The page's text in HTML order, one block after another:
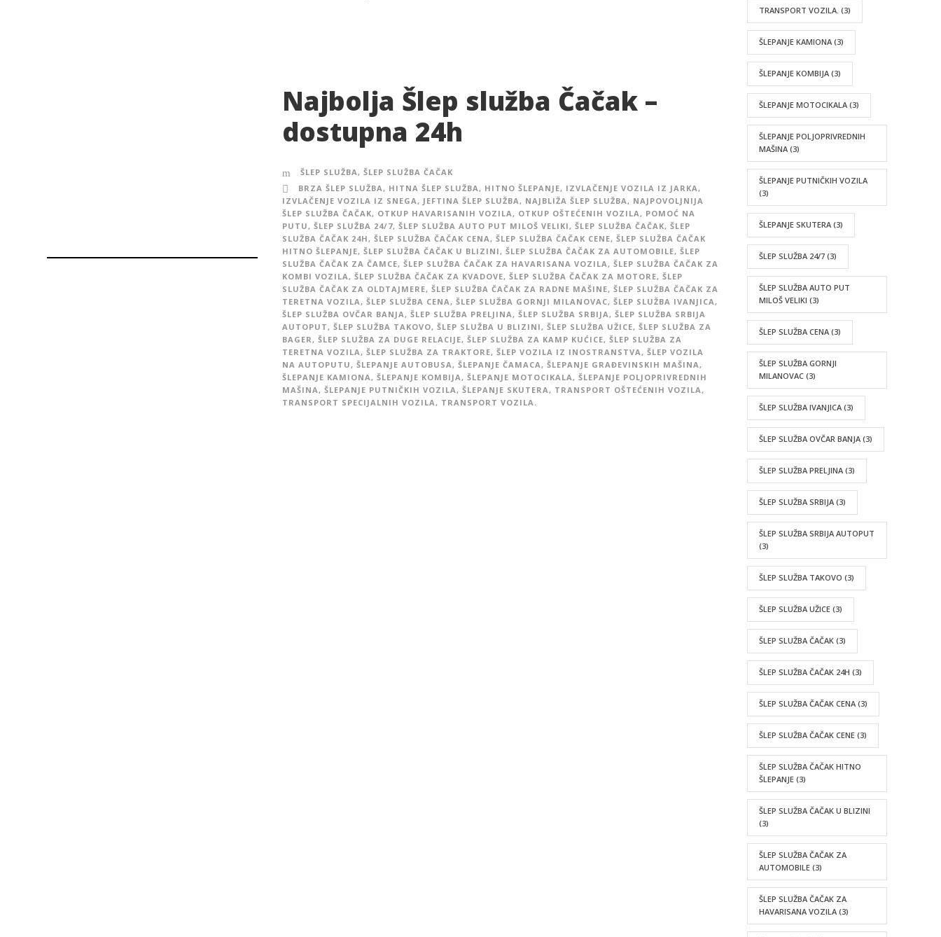
Najbolja Šlep služba Čačak –
dostupna 24h
ŠLEP SLUŽBA, ŠLEP SLUŽBA ČAČAK
BRZA ŠLEP SLUŽBA, HITNA ŠLEP SLUŽBA, HITNO ŠLEPANJE, IZVLAČENJE VOZILA IZ JARKA,
IZVLAČENJE VOZILA IZ SNEGA, JEFTINA ŠLEP SLUŽBA, NAJBLIŽA ŠLEP SLUŽBA, NAJPOVOLJNIJA
ŠLEP SLUŽBA ČAČAK, OTKUP HAVARISANIH VOZILA, OTKUP OŠTEĆENIH VOZILA, POMOĆ NA
PUTU, ŠLEP SLUŽBA 24/7, ŠLEP SLUŽBA AUTO PUT MILOŠ VELIKI, ŠLEP SLUŽBA ČAČAK, ŠLEP
SLUŽBA ČAČAK 24H, ŠLEP SLUŽBA ČAČAK CENA, ŠLEP SLUŽBA ČAČAK CENE, ŠLEP SLUŽBA ČAČAK
HITNO ŠLEPANJE, ŠLEP SLUŽBA ČAČAK U BLIZINI, ŠLEP SLUŽBA ČAČAK ZA AUTOMOBILE, ŠLEP
SLUŽBA ČAČAK ZA ČAMCE, ŠLEP SLUŽBA ČAČAK ZA HAVARISANA VOZILA, ŠLEP SLUŽBA ČAČAK ZA
KOMBI VOZILA, ŠLEP SLUŽBA ČAČAK ZA KVADOVE, ŠLEP SLUŽBA ČAČAK ZA MOTORE, ŠLEP
SLUŽBA ČAČAK ZA OLDTAJMERE, ŠLEP SLUŽBA ČAČAK ZA RADNE MAŠINE, ŠLEP SLUŽBA ČAČAK ZA
TERETNA VOZILA, ŠLEP SLUŽBA CENA, ŠLEP SLUŽBA GORNJI MILANOVAC, ŠLEP SLUŽBA IVANJICA,
ŠLEP SLUŽBA OVČAR BANJA, ŠLEP SLUŽBA PRELJINA, ŠLEP SLUŽBA SRBIJA, ŠLEP SLUŽBA SRBIJA
AUTOPUT, ŠLEP SLUŽBA TAKOVO, ŠLEP SLUŽBA U BLIZINI, ŠLEP SLUŽBA UŽICE, ŠLEP SLUŽBA ZA
BAGER, ŠLEP SLUŽBA ZA DUGE RELACIJE, ŠLEP SLUŽBA ZA KAMP KUĆICE, ŠLEP SLUŽBA ZA
TERETNA VOZILA, ŠLEP SLUŽBA ZA TRAKTORE, ŠLEP VOZILA IZ INOSTRANSTVA, ŠLEP VOZILA
NA AUTOPUTU, ŠLEPANJE AUTOBUSA, ŠLEPANJE ČAMACA, ŠLEPANJE GRAĐEVINSKIH MAŠINA,
ŠLEPANJE KAMIONA, ŠLEPANJE KOMBIJA, ŠLEPANJE MOTOCIKALA, ŠLEPANJE POLJOPRIVREDNIH
MAŠINA, ŠLEPANJE PUTNIČKIH VOZILA, ŠLEPANJE SKUTERA, TRANSPORT OŠTEĆENIH VOZILA,
TRANSPORT SPECIJALNIH VOZILA, TRANSPORT VOZILA.
TRANSPORT VOZILA. (3)
ŠLEPANJE KAMIONA (3)
ŠLEPANJE KOMBIJA (3)
ŠLEPANJE MOTOCIKALA (3)
ŠLEPANJE POLJOPRIVREDNIH
MAŠINA (3)
ŠLEPANJE PUTNIČKIH VOZILA
(3)
ŠLEPANJE SKUTERA (3)
ŠLEP SLUŽBA 24/7 (3)
ŠLEP SLUŽBA AUTO PUT
MILOŠ VELIKI (3)
ŠLEP SLUŽBA CENA (3)
ŠLEP SLUŽBA GORNJI
MILANOVAC (3)
ŠLEP SLUŽBA IVANJICA (3)
ŠLEP SLUŽBA OVČAR BANJA (3)
ŠLEP SLUŽBA PRELJINA (3)
ŠLEP SLUŽBA SRBIJA (3)
ŠLEP SLUŽBA SRBIJA AUTOPUT
(3)
ŠLEP SLUŽBA TAKOVO (3)
ŠLEP SLUŽBA UŽICE (3)
ŠLEP SLUŽBA ČAČAK (3)
ŠLEP SLUŽBA ČAČAK 24H (3)
ŠLEP SLUŽBA ČAČAK CENA (3)
ŠLEP SLUŽBA ČAČAK CENE (3)
ŠLEP SLUŽBA ČAČAK HITNO
ŠLEPANJE (3)
ŠLEP SLUŽBA ČAČAK U BLIZINI
(3)
ŠLEP SLUŽBA ČAČAK ZA
AUTOMOBILE (3)
ŠLEP SLUŽBA ČAČAK ZA
HAVARISANA VOZILA (3)